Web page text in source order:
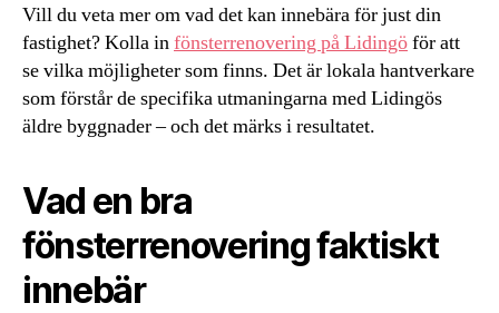
Vill du veta mer om vad det kan innebära för just din
fastighet? Kolla infönsterrenovering på Lidingöför att
se vilka möjligheter som finns. Det är lokala hantverkare
som förstår de specifika utmaningarna med Lidingös
äldre byggnader – och det märks i resultatet.
Vad en bra
fönsterrenovering faktiskt
innebär